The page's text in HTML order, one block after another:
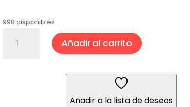
998 disponibles
Añadir al carrito
Añadir a la lista de deseos